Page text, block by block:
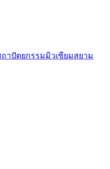
าปัตยกรรมมิวเซียมสยาม